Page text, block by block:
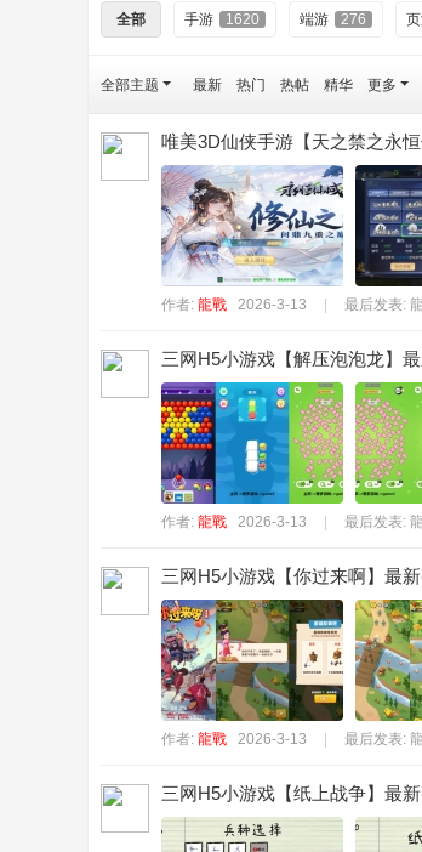
全部 手游 1620 端游 276
全部主题 最新 热门 热帖 精华 更多
唯美3D仙侠手游【天之禁之永
作者: 龍戰 2026-3-13 最后发表:
三网H5小游戏【解压泡泡龙】
作者: 龍戰 2026-3-13 最后发表:
三网H5小游戏【你过来啊】最
作者: 龍戰 2026-3-13 最后发表:
三网H5小游戏【纸上战争】最